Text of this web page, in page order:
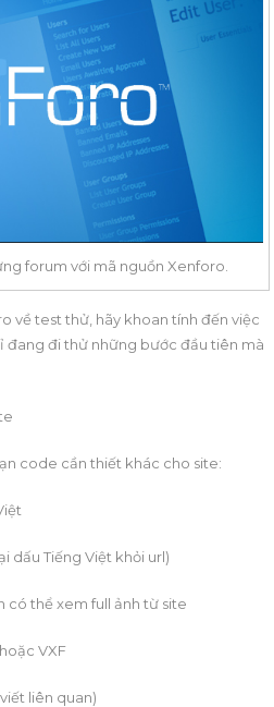
forum với mã nguồn Xenforo.
về test thử, hãy khoan tính đến việc
đang đi thử những bước đầu tiên mà
code cần thiết khác cho site:
dấu Tiếng Việt khỏi url)
có thể xem full ảnh từ site
VXF
liên quan)